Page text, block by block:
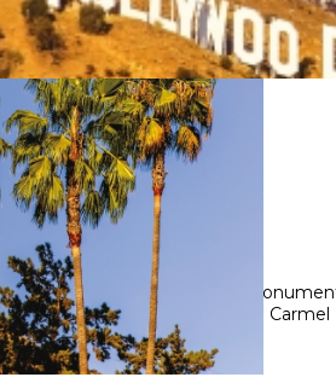
Los Angeles Grand Canyon
San Francisco Monterey Carmel